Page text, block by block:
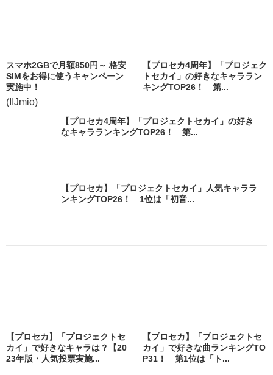
スマホ2GBで月額850円～ 格安
SIMをお得に使うキャンペーン
実施中！
(IIJmio)
【プロセカ4周年】「プロジェク
トセカイ」の好きなキャララン
キングTOP26！ 第...
【プロセカ4周年】「プロジェクトセカイ」の好き
なキャラランキングTOP26！ 第...
【プロセカ】「プロジェクトセカイ」人気キャララ
ンキングTOP26！ 1位は「初音...
【プロセカ】「プロジェクトセ
カイ」で好きなキャラは？【20
23年版・人気投票実施...
【プロセカ】「プロジェクトセ
カイ」で好きな曲ランキングTO
P31！ 第1位は「ト...